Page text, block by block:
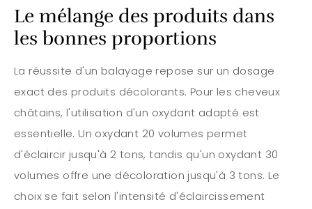
Le mélange des produits dans
les bonnes proportions
La réussite d'un balayage repose sur un dosage
exact des produits décolorants. Pour les cheveux
châtains, l'utilisation d'un oxydant adapté est
essentielle. Un oxydant 20 volumes permet
d'éclaircir jusqu'à 2 tons, tandis qu'un oxydant 30
volumes offre une décoloration jusqu'à 3 tons. Le
choix se fait selon l'intensité d'éclaircissement